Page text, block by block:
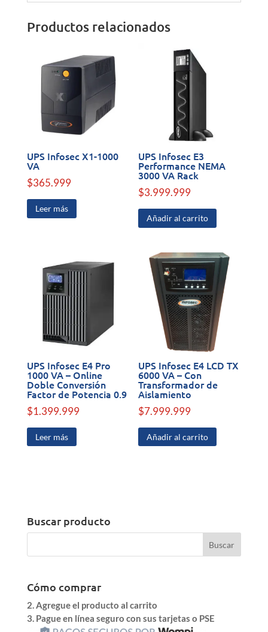
Productos relacionados
UPS Infosec X1-1000
VA
$365.999
Leer más
UPS Infosec E3
Performance NEMA
3000 VA Rack
$3.999.999
Añadir al carrito
UPS Infosec E4 Pro
1000 VA – Online
Doble Conversión
Factor de Potencia 0.9
$1.399.999
Leer más
UPS Infosec E4 LCD TX
6000 VA – Con
Transformador de
Aislamiento
$7.999.999
Añadir al carrito
Buscar producto
Cómo comprar
2. Agregue el producto al carrito
3. Pague en línea seguro con sus tarjetas o PSE